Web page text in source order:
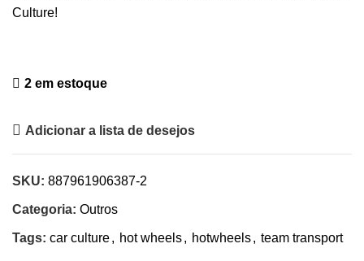
Culture!
2 em estoque
Adicionar a lista de desejos
SKU: 887961906387-2
Categoria: Outros
Tags: car culture, hot wheels, hotwheels, team transport